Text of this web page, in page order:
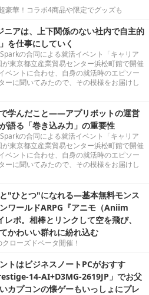
豪華！コラボ4商品や限定でグッズも
アは、上下関係のない社内で自主的
を仕事にしていく
の合同による就活イベント「キャリア
東京都立産業貿易センター浜松町館で開催
ベントに合わせ、自身の就活時のエピソー
ーに聞いてみたので、その模様をお届けし
学んだこと――アプリボットの運営
語る「巻き込み力」の重要性
の合同による就活イベント「キャリア
東京都立産業貿易センター浜松町館で開催
ベントに合わせ、自身の就活時のエピソー
ーに聞いてみたので、その模様をお届けし
"ひとつ"になれる―基本無料モンス
ワールドARPG『アニモ（Aniim
ポ。相棒とリンクして空を飛び、
かわいい群れに紛れ込む
ローズドベータ開催！
トはビジネスノートPCがおすす
14-AI+D3MG-2619JP」でお父
カプコンの懐ゲーもいっしょにプレ